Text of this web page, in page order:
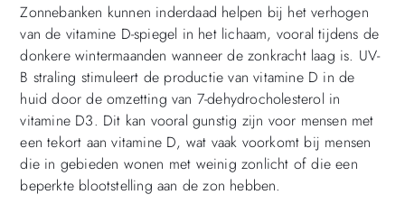
Zonnebanken kunnen inderdaad helpen bij het verhogen
van de vitamine D-spiegel in het lichaam, vooral tijdens de
donkere wintermaanden wanneer de zonkracht laag is. UV-
B straling stimuleert de productie van vitamine D in de
huid door de omzetting van 7-dehydrocholesterol in
vitamine D3. Dit kan vooral gunstig zijn voor mensen met
een tekort aan vitamine D, wat vaak voorkomt bij mensen
die in gebieden wonen met weinig zonlicht of die een
beperkte blootstelling aan de zon hebben.